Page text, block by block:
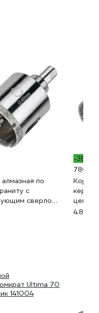
по
с
сверлом
Industrial
-38%
780 ₽
45 мм
4.8